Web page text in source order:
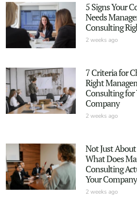
5 Signs Your
Needs
Consulting
2 weeks ago
7 Criteria for
Right
Consulting for
Company
2 weeks ago
Not Just
What Does
Consulting
Your
2 weeks ago